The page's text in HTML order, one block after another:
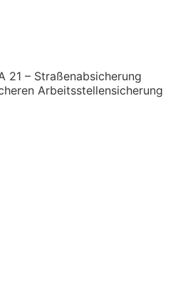
21 – Straßen­absicherung
Arbeitsstellen­sicherung